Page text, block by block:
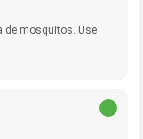
de mosquitos. Use